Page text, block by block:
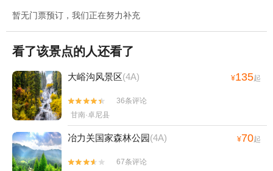
暂无门票预订，我们正在努力补充
看了该景点的人还看了
大峪沟风景区(4A) ¥135起


36条评论
甘南·卓尼县
冶力关国家森林公园(4A) ¥70起


67条评论